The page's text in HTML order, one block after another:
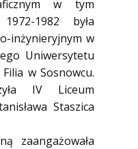
w tym
1982 była
inżynieryjnym w
Uniwersytetu
w Sosnowcu.
IV Liceum
Staszica
zaangażowała